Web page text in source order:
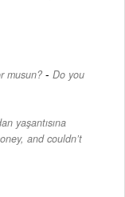
musun? - Do you
yaşantısına
and couldn’t